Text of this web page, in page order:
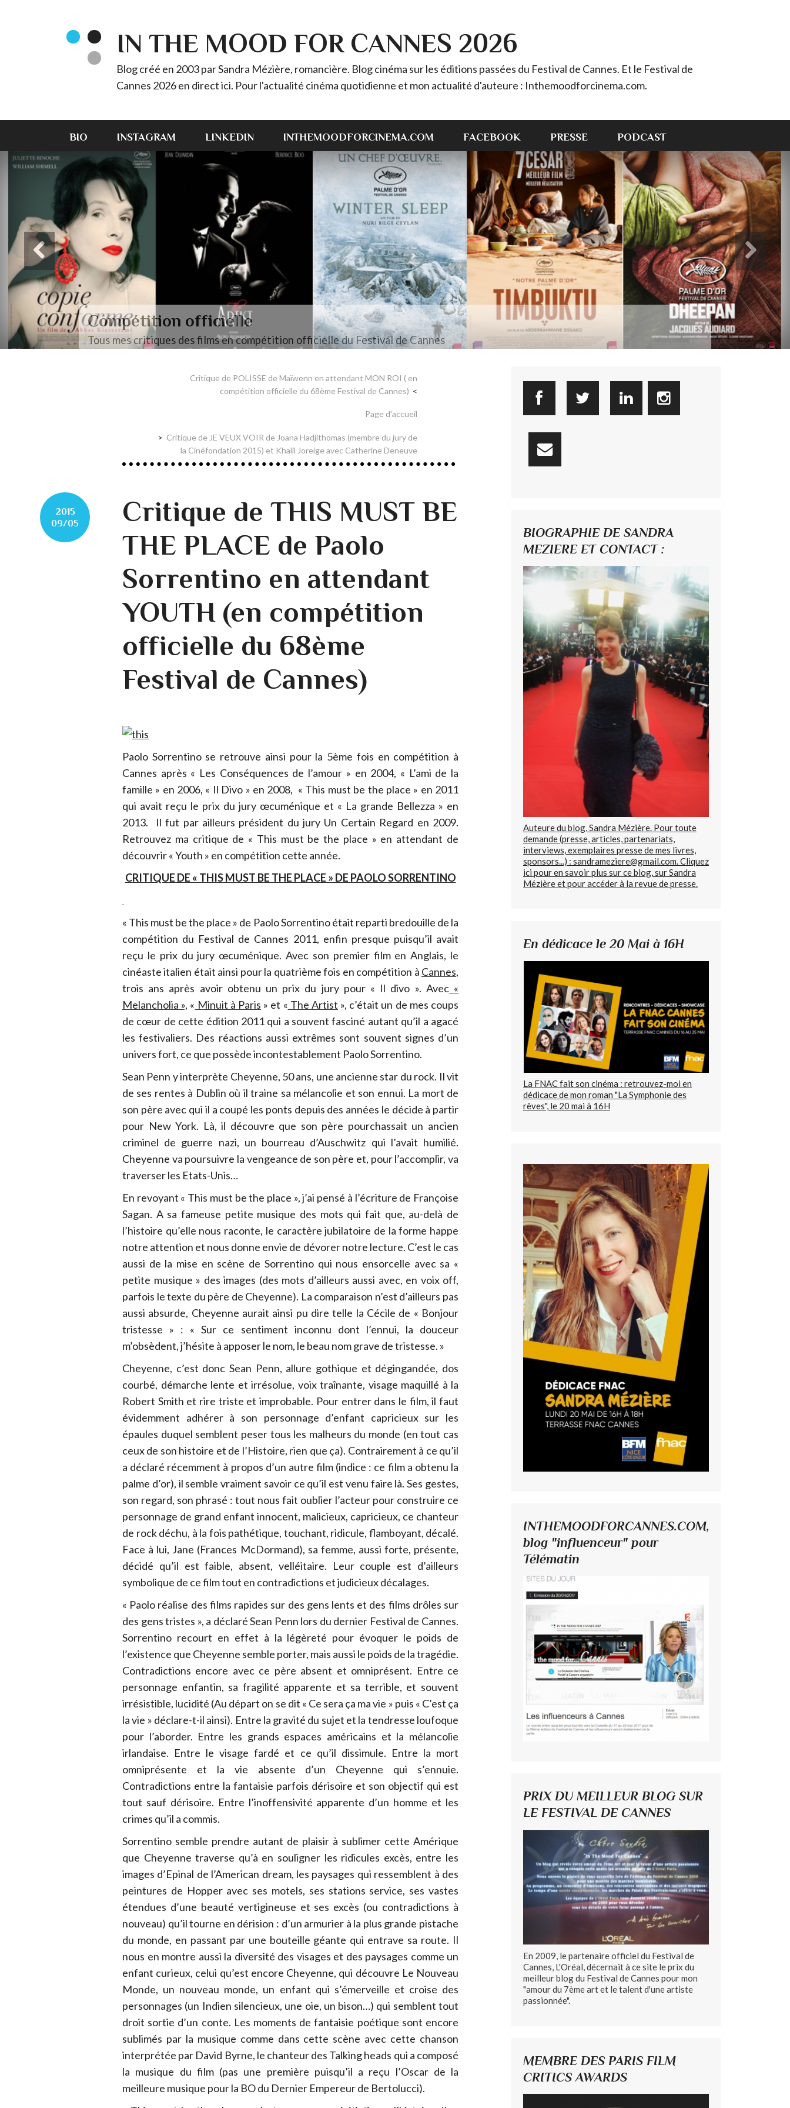
IN THE MOOD FOR CANNES 2026
Blog créé en 2003 par Sandra Mézière, romancière. Blog cinéma sur les éditions passées du Festival de Cannes. Et le Festival de
Cannes 2026 en direct ici. Pour l'actualité cinéma quotidienne et mon actualité d'auteure : Inthemoodforcinema.com.
BIO INSTAGRAM LINKEDIN INTHEMOODFORCINEMA.COM FACEBOOK PRESSE PODCAST
Compétition officielle
Tous mes critiques des films en compétition officielle du Festival de Cannes
Critique de POLISSE de Maïwenn en attendant MON ROI ( en
compétition officielle du 68ème Festival de Cannes)
Page d'accueil
Critique de JE VEUX VOIR de Joana Hadjithomas (membre du jury de
la Cinéfondation 2015) et Khalil Joreige avec Catherine Deneuve
2015
09/05
Critique de THIS MUST BE
THE PLACE de Paolo
Sorrentino en attendant
YOUTH (en compétition
officielle du 68ème
Festival de Cannes)
Paolo Sorrentino se retrouve ainsi pour la 5ème fois en compétition à
Cannes après « Les Conséquences de l’amour » en 2004, « L’ami de la
famille » en 2006, « Il Divo » en 2008, « This must be the place » en 2011
qui avait reçu le prix du jury œcuménique et « La grande Bellezza » en
2013. Il fut par ailleurs président du jury Un Certain Regard en 2009.
Retrouvez ma critique de « This must be the place » en attendant de
découvrir « Youth » en compétition cette année.
CRITIQUE DE « THIS MUST BE THE PLACE » DE PAOLO SORRENTINO
« This must be the place » de Paolo Sorrentino était reparti bredouille de la
compétition du Festival de Cannes 2011, enfin presque puisqu’il avait
reçu le prix du jury œcuménique. Avec son premier film en Anglais, le
cinéaste italien était ainsi pour la quatrième fois en compétition à Cannes,
trois ans après avoir obtenu un prix du jury pour « Il divo ». Avec«
Melancholia », « Minuit à Paris » et « The Artist », c’était un de mes coups
de cœur de cette édition 2011 qui a souvent fasciné autant qu’il a agacé
les festivaliers. Des réactions aussi extrêmes sont souvent signes d’un
univers fort, ce que possède incontestablement Paolo Sorrentino.
Sean Penn y interprète Cheyenne, 50 ans, une ancienne star du rock. Il vit
de ses rentes à Dublin où il traine sa mélancolie et son ennui. La mort de
son père avec qui il a coupé les ponts depuis des années le décide à partir
pour New York. Là, il découvre que son père pourchassait un ancien
criminel de guerre nazi, un bourreau d’Auschwitz qui l’avait humilié.
Cheyenne va poursuivre la vengeance de son père et, pour l’accomplir, va
traverser les Etats-Unis…
En revoyant « This must be the place », j’ai pensé à l’écriture de Françoise
Sagan. A sa fameuse petite musique des mots qui fait que, au-delà de
l’histoire qu’elle nous raconte, le caractère jubilatoire de la forme happe
notre attention et nous donne envie de dévorer notre lecture. C’est le cas
aussi de la mise en scène de Sorrentino qui nous ensorcelle avec sa «
petite musique » des images (des mots d’ailleurs aussi avec, en voix off,
parfois le texte du père de Cheyenne). La comparaison n’est d’ailleurs pas
aussi absurde, Cheyenne aurait ainsi pu dire telle la Cécile de « Bonjour
tristesse » : « Sur ce sentiment inconnu dont l’ennui, la douceur
m’obsèdent, j’hésite à apposer le nom, le beau nom grave de tristesse. »
Cheyenne, c’est donc Sean Penn, allure gothique et dégingandée, dos
courbé, démarche lente et irrésolue, voix traînante, visage maquillé à la
Robert Smith et rire triste et improbable. Pour entrer dans le film, il faut
évidemment adhérer à son personnage d’enfant capricieux sur les
épaules duquel semblent peser tous les malheurs du monde (en tout cas
ceux de son histoire et de l’Histoire, rien que ça). Contrairement à ce qu’il
a déclaré récemment à propos d’un autre film (indice : ce film a obtenu la
palme d’or), il semble vraiment savoir ce qu’il est venu faire là. Ses gestes,
son regard, son phrasé : tout nous fait oublier l’acteur pour construire ce
personnage de grand enfant innocent, malicieux, capricieux, ce chanteur
de rock déchu, à la fois pathétique, touchant, ridicule, flamboyant, décalé.
Face à lui, Jane (Frances McDormand), sa femme, aussi forte, présente,
décidé qu’il est faible, absent, velléitaire. Leur couple est d’ailleurs
symbolique de ce film tout en contradictions et judicieux décalages.
« Paolo réalise des films rapides sur des gens lents et des films drôles sur
des gens tristes », a déclaré Sean Penn lors du dernier Festival de Cannes.
Sorrentino recourt en effet à la légèreté pour évoquer le poids de
l’existence que Cheyenne semble porter, mais aussi le poids de la tragédie.
Contradictions encore avec ce père absent et omniprésent. Entre ce
personnage enfantin, sa fragilité apparente et sa terrible, et souvent
irrésistible, lucidité (Au départ on se dit « Ce sera ça ma vie » puis « C’est ça
la vie » déclare-t-il ainsi). Entre la gravité du sujet et la tendresse loufoque
pour l’aborder. Entre les grands espaces américains et la mélancolie
irlandaise. Entre le visage fardé et ce qu’il dissimule. Entre la mort
omniprésente et la vie absente d’un Cheyenne qui s’ennuie.
Contradictions entre la fantaisie parfois dérisoire et son objectif qui est
tout sauf dérisoire. Entre l’inoffensivité apparente d’un homme et les
crimes qu’il a commis.
Sorrentino semble prendre autant de plaisir à sublimer cette Amérique
que Cheyenne traverse qu’à en souligner les ridicules excès, entre les
images d’Epinal de l’American dream, les paysages qui ressemblent à des
peintures de Hopper avec ses motels, ses stations service, ses vastes
étendues d’une beauté vertigineuse et ses excès (ou contradictions à
nouveau) qu’il tourne en dérision : d’un armurier à la plus grande pistache
du monde, en passant par une bouteille géante qui entrave sa route. Il
nous en montre aussi la diversité des visages et des paysages comme un
enfant curieux, celui qu’est encore Cheyenne, qui découvre Le Nouveau
Monde, un nouveau monde, un enfant qui s’émerveille et croise des
personnages (un Indien silencieux, une oie, un bison…) qui semblent tout
droit sortie d’un conte. Les moments de fantaisie poétique sont encore
sublimés par la musique comme dans cette scène avec cette chanson
interprétée par David Byrne, le chanteur des Talking heads qui a composé
la musique du film (pas une première puisqu’il a reçu l’Oscar de la
meilleure musique pour la BO du Dernier Empereur de Bertolucci).
BIOGRAPHIE DE SANDRA
MEZIERE ET CONTACT :
Auteure du blog, Sandra Mézière. Pour toute
demande (presse, articles, partenariats,
interviews, exemplaires presse de mes livres,
sponsors...) : sandrameziere@gmail.com. Cliquez
ici pour en savoir plus sur ce blog, sur Sandra
Mézière et pour accéder à la revue de presse.
En dédicace le 20 Mai à 16H
La FNAC fait son cinéma : retrouvez-moi en
dédicace de mon roman "La Symphonie des
rêves", le 20 mai à 16H
INTHEMOODFORCANNES.COM,
blog "influenceur" pour
Télématin
PRIX DU MEILLEUR BLOG SUR
LE FESTIVAL DE CANNES
En 2009, le partenaire officiel du Festival de
Cannes, L'Oréal, décernait à ce site le prix du
meilleur blog du Festival de Cannes pour mon
"amour du 7ème art et le talent d'une artiste
passionnée".
MEMBRE DES PARIS FILM
CRITICS AWARDS